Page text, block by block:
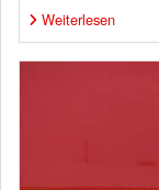
Weiterlesen